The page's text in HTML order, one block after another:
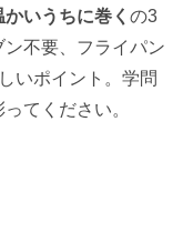
いうちに巻く の3
不要、フライパン
いポイント。学問
てください。